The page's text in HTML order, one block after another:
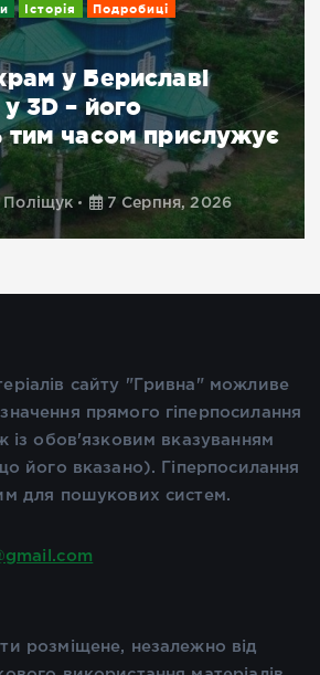
Історія Подробиці
у Бериславі
3D – його
тим часом прислужує
Поліщук 7 Серпня, 2026
сайту "Гривна" можливе
прямого гіперпосилання
із обов'язковим вказуванням
його вказано). Гіперпосилання
для пошукових систем.
розміщене, незалежно від